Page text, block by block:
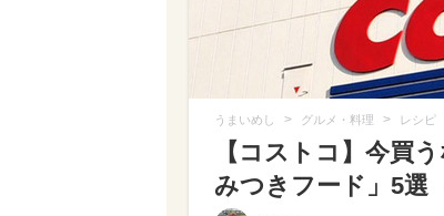
うまいめし > グルメ・料理 > レシピ
【コストコ】今買
みつきフード」5選